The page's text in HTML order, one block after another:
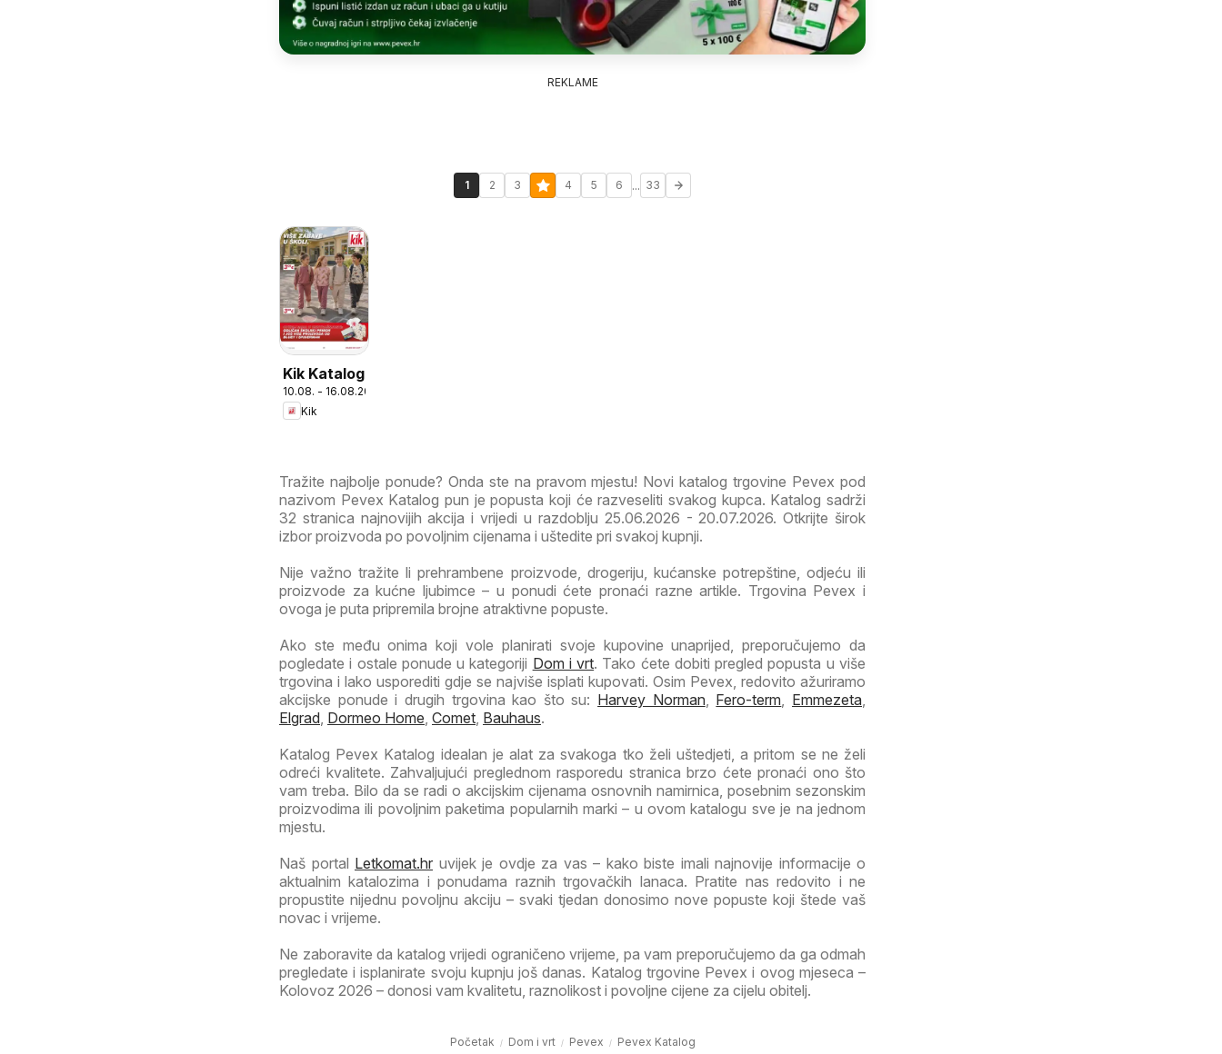
REKLAME
1 2 3 4 5 6 ... 33
Kik Katalog
10.08. - 16.08.2026
Kik
Tražite najbolje ponude? Onda ste na pravom mjestu! Novi katalog trgovine Pevex pod
nazivom Pevex Katalog pun je popusta koji će razveseliti svakog kupca. Katalog sadrži
32 stranica najnovijih akcija i vrijedi u razdoblju 25.06.2026 - 20.07.2026. Otkrijte širok
izbor proizvoda po povoljnim cijenama i uštedite pri svakoj kupnji.
Nije važno tražite li prehrambene proizvode, drogeriju, kućanske potrepštine, odjeću ili
proizvode za kućne ljubimce – u ponudi ćete pronaći razne artikle. Trgovina Pevex i
ovoga je puta pripremila brojne atraktivne popuste.
Ako ste među onima koji vole planirati svoje kupovine unaprijed, preporučujemo da
pogledate i ostale ponude u kategoriji Dom i vrt. Tako ćete dobiti pregled popusta u više
trgovina i lako usporediti gdje se najviše isplati kupovati. Osim Pevex, redovito ažuriramo
akcijske ponude i drugih trgovina kao što su: Harvey Norman, Fero-term, Emmezeta,
Elgrad, Dormeo Home, Comet, Bauhaus.
Katalog Pevex Katalog idealan je alat za svakoga tko želi uštedjeti, a pritom se ne želi
odreći kvalitete. Zahvaljujući preglednom rasporedu stranica brzo ćete pronaći ono što
vam treba. Bilo da se radi o akcijskim cijenama osnovnih namirnica, posebnim sezonskim
proizvodima ili povoljnim paketima popularnih marki – u ovom katalogu sve je na jednom
mjestu.
Naš portal Letkomat.hr uvijek je ovdje za vas – kako biste imali najnovije informacije o
aktualnim katalozima i ponudama raznih trgovačkih lanaca. Pratite nas redovito i ne
propustite nijednu povoljnu akciju – svaki tjedan donosimo nove popuste koji štede vaš
novac i vrijeme.
Ne zaboravite da katalog vrijedi ograničeno vrijeme, pa vam preporučujemo da ga odmah
pregledate i isplanirate svoju kupnju još danas. Katalog trgovine Pevex i ovog mjeseca –
Kolovoz 2026 – donosi vam kvalitetu, raznolikost i povoljne cijene za cijelu obitelj.
Početak Dom i vrt Pevex Pevex Katalog